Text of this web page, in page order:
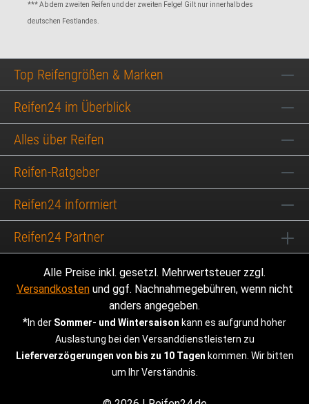
*** Ab dem zweiten Reifen und der zweiten Felge! Gilt nur innerhalb des
deutschen Festlandes.
Top Reifengrößen & Marken
Reifen24 im Überblick
Alles über Reifen
Reifen-Ratgeber
Reifen24 informiert
Reifen24 Partner
Alle Preise inkl. gesetzl. Mehrwertsteuer zzgl.
Versandkostenund ggf. Nachnahmegebühren, wenn nicht
anders angegeben.
*In der Sommer- und Wintersaison kann es aufgrund hoher
Auslastung bei den Versanddienstleistern zu
Lieferverzögerungen von bis zu 10 Tagen kommen. Wir bitten
um Ihr Verständnis.